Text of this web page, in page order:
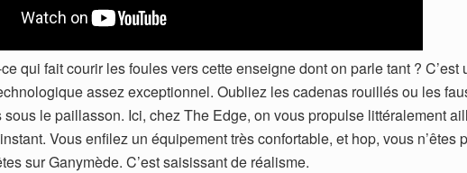
qui fait courir les foules vers cette enseigne dont on parle tant ? C’est
assez exceptionnel. Oubliez les cadenas rouillés ou les
le paillasson. Ici, chez The Edge, on vous propulse littéralement
Vous enfilez un équipement très confortable, et hop, vous n’êtes
sur Ganymède. C’est saisissant de réalisme.